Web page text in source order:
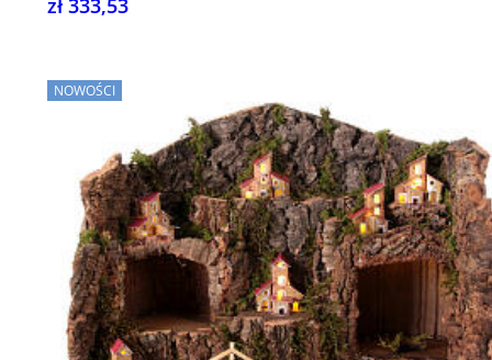
zł 333,53
NOWOŚCI